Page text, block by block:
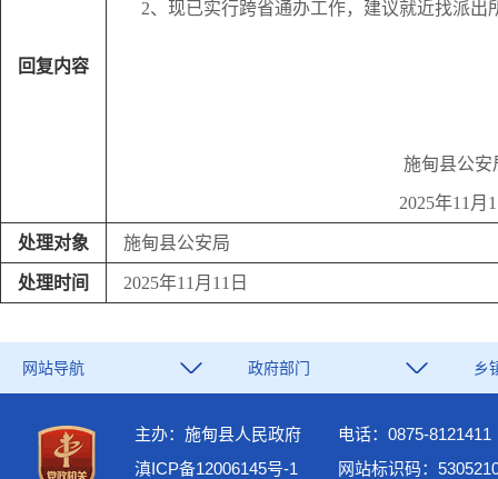
回复内容
2、现已实行跨省通办工作，建议就近找派出
施甸县公安
2025年11月11
处理对象 施甸县公安局
处理时间 2025年11月11日
网站导航 政府部门 乡
主办：施甸县人民政府
电话：0875-8121411
滇ICP备12006145号-1
网站标识码：